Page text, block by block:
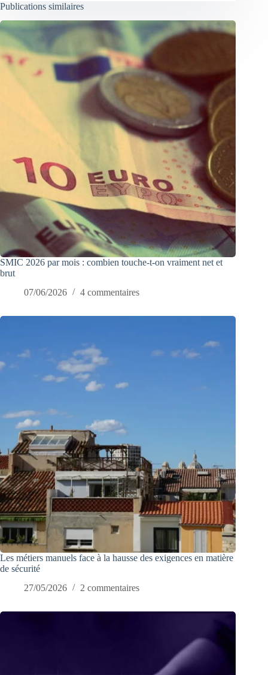
Publications similaires
SMIC 2026 par mois : combien touche-t-on vraiment net et
brut
07/06/2026
4 commentaires
Les métiers manuels face à la hausse des exigences en matière
de sécurité
27/05/2026
2 commentaires